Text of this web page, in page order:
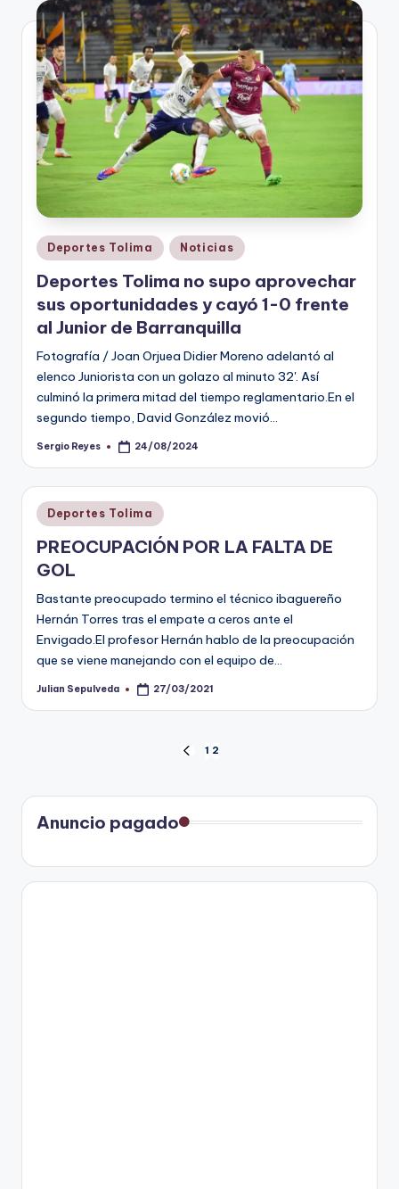
V
n
o
ti
t
o
Publicado
en
Deportes Tolima Noticias
Deportes Tolima no supo aprovechar
sus oportunidades y cayó 1-0 frente
al Junior de Barranquilla
Fotografía / Joan Orjuea Didier Moreno adelantó al
elenco Juniorista con un golazo al minuto 32'. Así
culminó la primera mitad del tiempo reglamentario.En el
segundo tiempo, David González movió…
Publicado
Sergio Reyes 24/08/2024
Publicado
en
Deportes Tolima
PREOCUPACIÓN POR LA FALTA DE
GOL
Bastante preocupado termino el técnico ibaguereño
Hernán Torres tras el empate a ceros ante el
Envigado.El profesor Hernán hablo de la preocupación
que se viene manejando con el equipo de…
Publicado
Julian Sepulveda 27/03/2021
de
entradas
PÁGINA
1 2
Anuncio pagado